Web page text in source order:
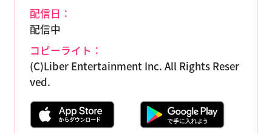
配信日：
配信中
コピーライト：
(C)Liber Entertainment Inc. All Rights Reser
ved.